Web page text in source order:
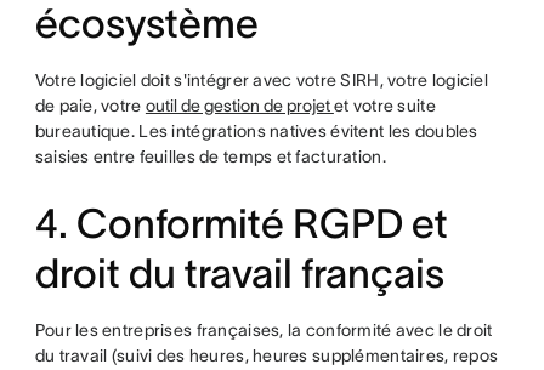
écosystème
Votre logiciel doit s'intégrer avec votre SIRH, votre logiciel
de paie, votre outil de gestion de projetet votre suite
bureautique. Les intégrations natives évitent les doubles
saisies entre feuilles de temps et facturation.
4. Conformité RGPD et
droit du travail français
Pour les entreprises françaises, la conformité avec le droit
du travail (suivi des heures, heures supplémentaires, repos